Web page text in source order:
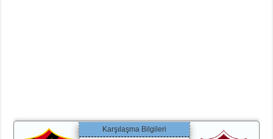
Karşılaşma Bilgileri